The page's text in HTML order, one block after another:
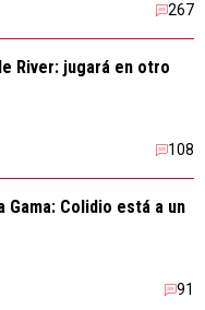
267
River: jugará en otro
108
Gama: Colidio está a un
91